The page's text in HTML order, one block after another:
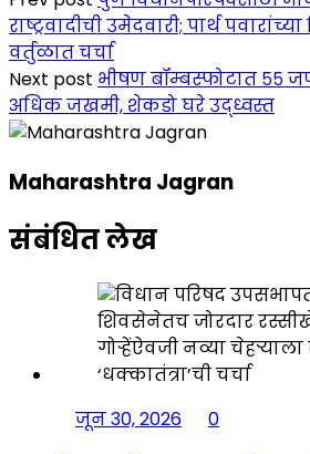
राष्ट्रवादीची उमेदवारी; पार्थ
वर्तुळात चर्चा
Next post भीषण बॉम्बस्फोटात ५५
अधिक जखमी, शेकडो घरे उद्ध्वस्त
Maharashtra Jagran
संबंधित लेख
जून 30, 2026
0